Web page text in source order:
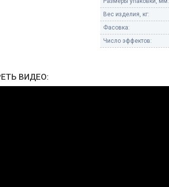
Фонтаны пиротехнические
Фонтаны в торт (холодные)
Фонтаны сценические (холодные)
Вес изделия, кг:
Фасовка:
Число эффектов:
ВИДЕО: